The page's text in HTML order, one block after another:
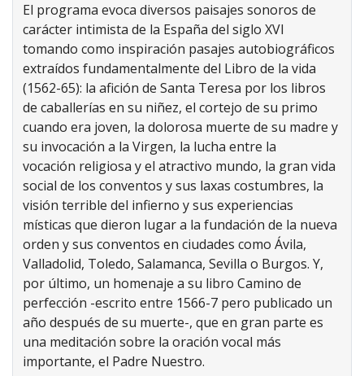
El programa evoca diversos paisajes sonoros de
carácter intimista de la España del siglo XVI
tomando como inspiración pasajes autobiográficos
extraídos fundamentalmente del Libro de la vida
(1562-65): la afición de Santa Teresa por los libros
de caballerías en su niñez, el cortejo de su primo
cuando era joven, la dolorosa muerte de su madre y
su invocación a la Virgen, la lucha entre la
vocación religiosa y el atractivo mundo, la gran vida
social de los conventos y sus laxas costumbres, la
visión terrible del infierno y sus experiencias
místicas que dieron lugar a la fundación de la nueva
orden y sus conventos en ciudades como Ávila,
Valladolid, Toledo, Salamanca, Sevilla o Burgos. Y,
por último, un homenaje a su libro Camino de
perfección -escrito entre 1566-7 pero publicado un
año después de su muerte-, que en gran parte es
una meditación sobre la oración vocal más
importante, el Padre Nuestro.